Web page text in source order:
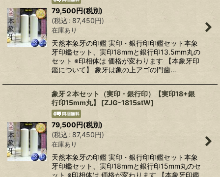
79,500 円(税別)
(税込: 87,450円)
在庫あり
天然本象牙の印鑑 実印・銀行印印鑑セット本象
牙印鑑セット、実印18mmと銀行印13.5mm丸の
セット ※印相体は 価格が変わります 【本象牙印
鑑について】 象牙は象の上アゴの門歯…
象牙２本セット（実印・銀行印）【実印18+銀
行印15mm丸】
[ZJG-1815stW]
79,500円(税別)
(税込: 87,450円)
在庫あり
天然本象牙の印鑑 実印・銀行印印鑑セット本象
牙印鑑セット、実印18mmと銀行印15mm丸のセ
ット ※印相体は 価格が変わります 【本象牙印鑑